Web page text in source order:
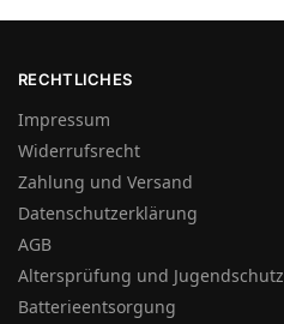
RECHTLICHES
Impressum
Widerrufsrecht
Zahlung und Versand
Datenschutzerklärung
AGB
Altersprüfung und Jugendschutz
Batterieentsorgung